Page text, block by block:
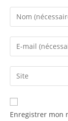
Enter
your
name
comment
Enter
your
email
address
comment
Saisir
l’URL
de
votre
Enregistrer mon